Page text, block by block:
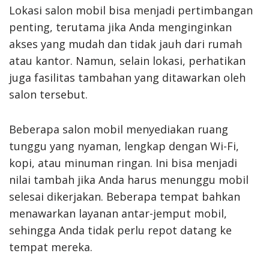
Lokasi salon mobil bisa menjadi pertimbangan
penting, terutama jika Anda menginginkan
akses yang mudah dan tidak jauh dari rumah
atau kantor. Namun, selain lokasi, perhatikan
juga fasilitas tambahan yang ditawarkan oleh
salon tersebut.
Beberapa salon mobil menyediakan ruang
tunggu yang nyaman, lengkap dengan Wi-Fi,
kopi, atau minuman ringan. Ini bisa menjadi
nilai tambah jika Anda harus menunggu mobil
selesai dikerjakan. Beberapa tempat bahkan
menawarkan layanan antar-jemput mobil,
sehingga Anda tidak perlu repot datang ke
tempat mereka.